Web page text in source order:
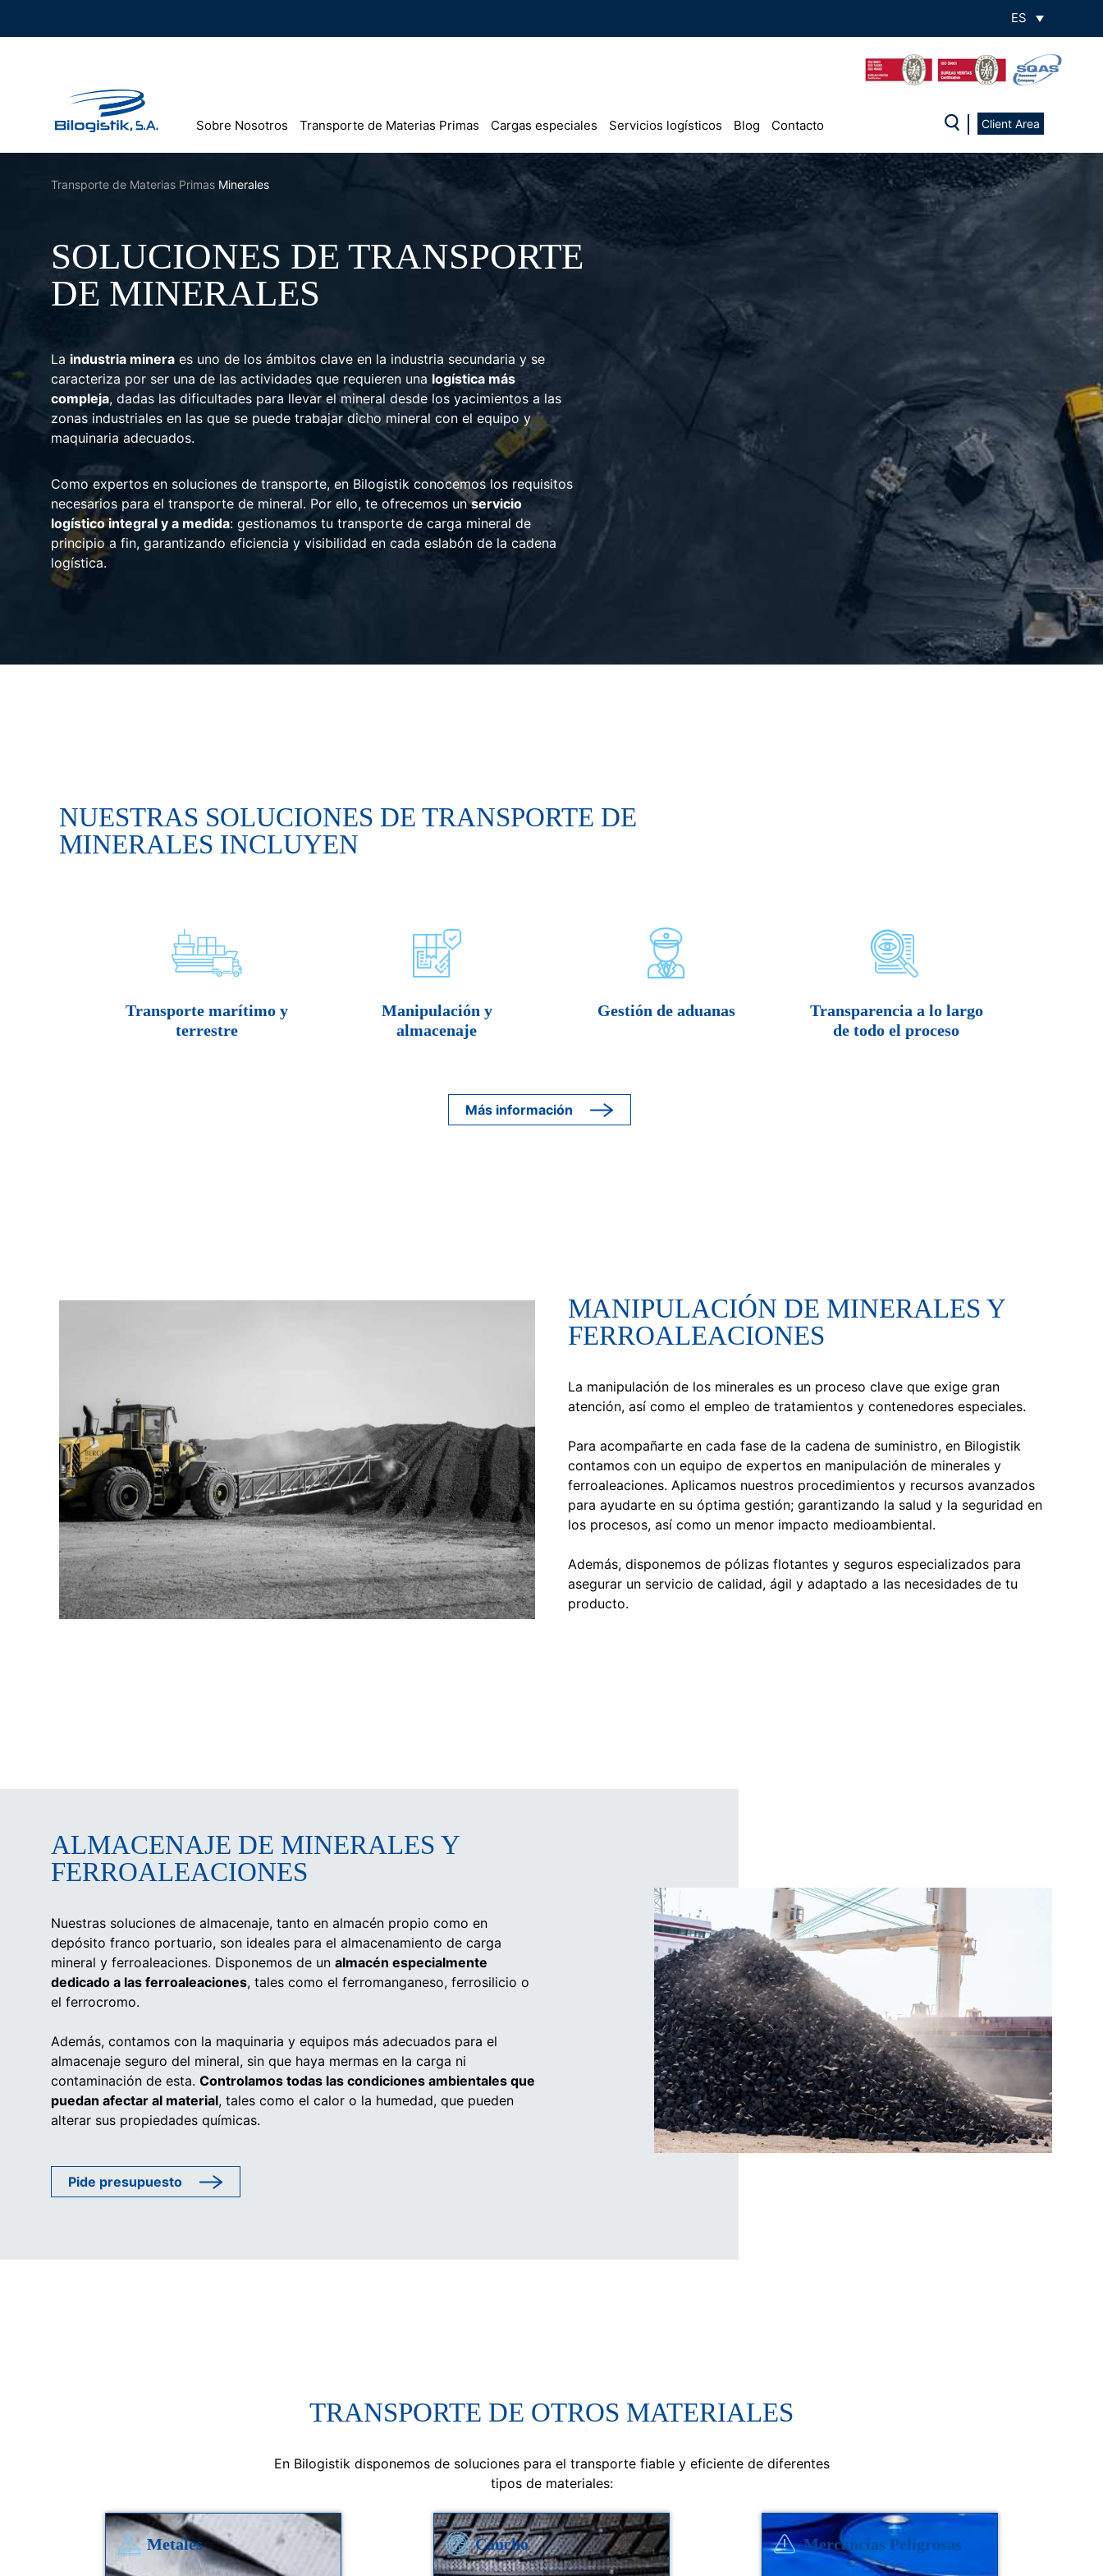
ES
Sobre Nosotros Transporte de Materias Primas Cargas especiales Servicios logísticos Blog Contacto Client Area
Transporte de Materias Primas Minerales
SOLUCIONES DE TRANSPORTE
DE MINERALES
La industria minera es uno de los ámbitos clave en la industria secundaria y se
caracteriza por ser una de las actividades que requieren una logística más
compleja, dadas las dificultades para llevar el mineral desde los yacimientos a las
zonas industriales en las que se puede trabajar dicho mineral con el equipo y
maquinaria adecuados.
Como expertos en soluciones de transporte, en Bilogistik conocemos los requisitos
necesarios para el transporte de mineral. Por ello, te ofrecemos unservicio
logístico integral y a medida: gestionamos tu transporte de carga mineral de
principio a fin, garantizando eficiencia y visibilidad en cada eslabón de la cadena
logística.
NUESTRAS SOLUCIONES DE TRANSPORTE DE
MINERALES INCLUYEN
Transporte marítimo y
terrestre
Manipulación y
almacenaje
Gestión de aduanas
Transparencia a lo largo
de todo el proceso
Más información
MANIPULACIÓN DE MINERALES Y
FERROALEACIONES
La manipulación de los minerales es un proceso clave que exige gran
atención, así como el empleo de tratamientos y contenedores especiales.
Para acompañarte en cada fase de la cadena de suministro, en Bilogistik
contamos con un equipo de expertos en manipulación de minerales y
ferroaleaciones. Aplicamos nuestros procedimientos y recursos avanzados
para ayudarte en su óptima gestión; garantizando la salud y la seguridad en
los procesos, así como un menor impacto medioambiental.
Además, disponemos de pólizas flotantes y seguros especializados para
asegurar un servicio de calidad, ágil y adaptado a las necesidades de tu
producto.
ALMACENAJE DE MINERALES Y
FERROALEACIONES
Nuestras soluciones de almacenaje, tanto en almacén propio como en
depósito franco portuario, son ideales para el almacenamiento de carga
mineral y ferroaleaciones. Disponemos de un almacén especialmente
dedicado a las ferroaleaciones, tales como el ferromanganeso, ferrosilicio o
el ferrocromo.
Además, contamos con la maquinaria y equipos más adecuados para el
almacenaje seguro del mineral, sin que haya mermas en la carga ni
contaminación de esta. Controlamos todas las condiciones ambientales que
puedan afectar al material, tales como el calor o la humedad, que pueden
alterar sus propiedades químicas.
Pide presupuesto
TRANSPORTE DE OTROS MATERIALES
En Bilogistik disponemos de soluciones para el transporte fiable y eficiente de diferentes
tipos de materiales:
Metales Caucho Mercancías Peligrosas